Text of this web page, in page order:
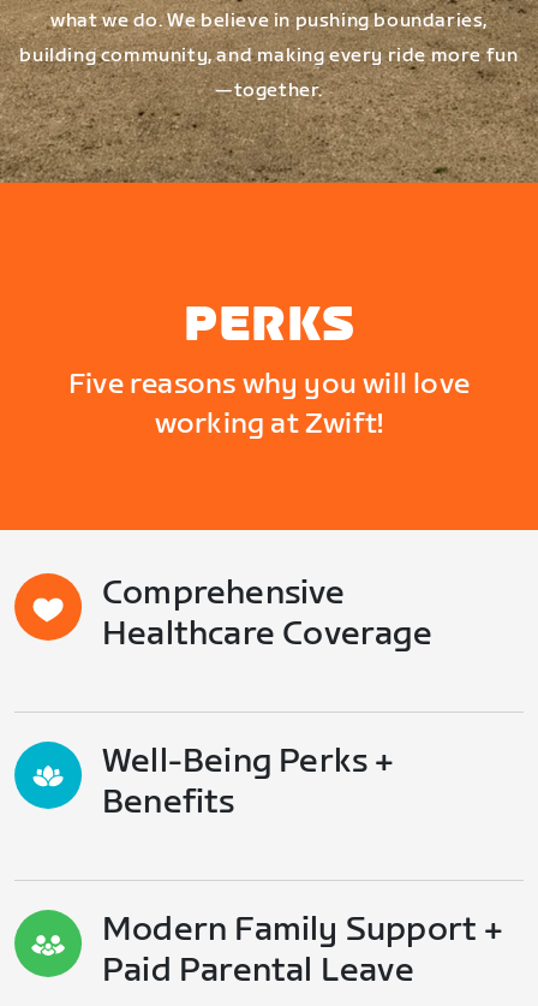
what we do. We believe in pushing boundaries,
building community, and making every ride more fun
—together.
PERKS
Five reasons why you will love
working at Zwift!
Comprehensive
Healthcare Coverage
Well-Being Perks +
Benefits
Modern Family Support +
Paid Parental Leave